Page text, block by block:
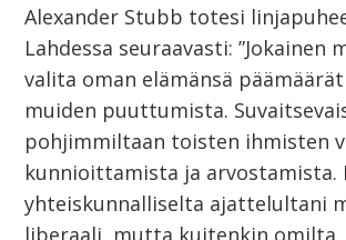
Alexander Stubb totesi
Lahdessa seuraavasti: ”Jokainen
valita oman elämänsä
muiden puuttumista.
pohjimmiltaan toisten ihmisten
kunnioittamista ja arvostamista.
yhteiskunnalliselta ajattelultani
liberaali, mutta kuitenkin omilta